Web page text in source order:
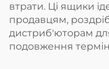
втрати. Ці ящики
продавцям,
дистриб'юторам для
подовження